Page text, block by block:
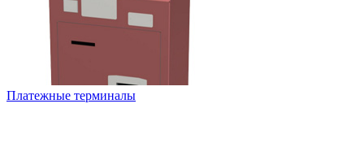
Платежные терминалы